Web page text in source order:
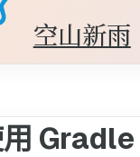
空山新雨